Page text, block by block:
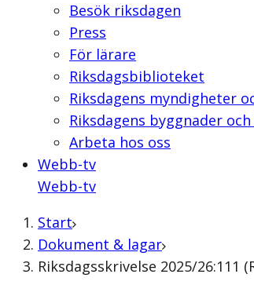
Besök riksdagen
Press
För lärare
Riksdagsbiblioteket
Riksdagens myndigheter
Riksdagens byggnader
Arbeta hos oss
Webb-tv
Webb-tv
Start
Dokument & lagar
Riksdagsskrivelse 2025/26:111